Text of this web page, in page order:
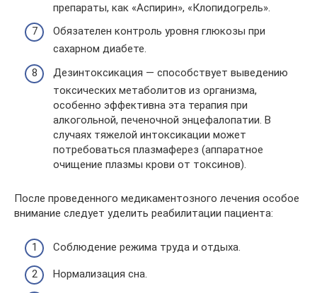
препараты, как «Аспирин», «Клопидогрель».
Обязателен контроль уровня глюкозы при
сахарном диабете.
Дезинтоксикация — способствует выведению
токсических метаболитов из организма,
особенно эффективна эта терапия при
алкогольной, печеночной энцефалопатии. В
случаях тяжелой интоксикации может
потребоваться плазмаферез (аппаратное
очищение плазмы крови от токсинов).
После проведенного медикаментозного лечения особое
внимание следует уделить реабилитации пациента:
Соблюдение режима труда и отдыха.
Нормализация сна.